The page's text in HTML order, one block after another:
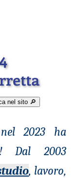
nel sito 🔎︎
2023 ha
Dal 2003
, lavoro,